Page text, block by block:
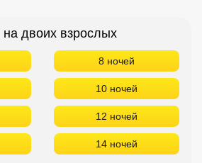
двоих взрослых
8 ночей
10 ночей
12 ночей
14 ночей